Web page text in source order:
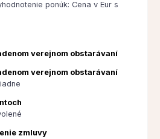
ponúk: Cena v Eur s
verejnom obstarávaní
verejnom obstarávaní
zmluvy